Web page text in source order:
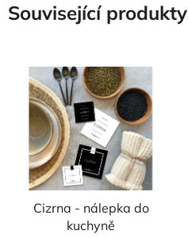
Související produkty
Cizrna - nálepka do
kuchyně